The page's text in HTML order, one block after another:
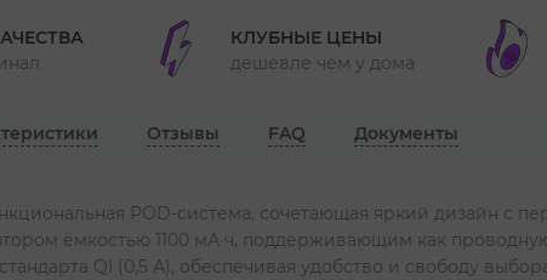
КЛУБНЫЕ ЦЕНЫ
дешевле чем у дома
Отзывы FAQ Документы
POD-система, сочетающая яркий дизайн с
ёмкостью 1100 мА·ч, поддерживающим как
QI (0,5 А), обеспечивая удобство и свободу